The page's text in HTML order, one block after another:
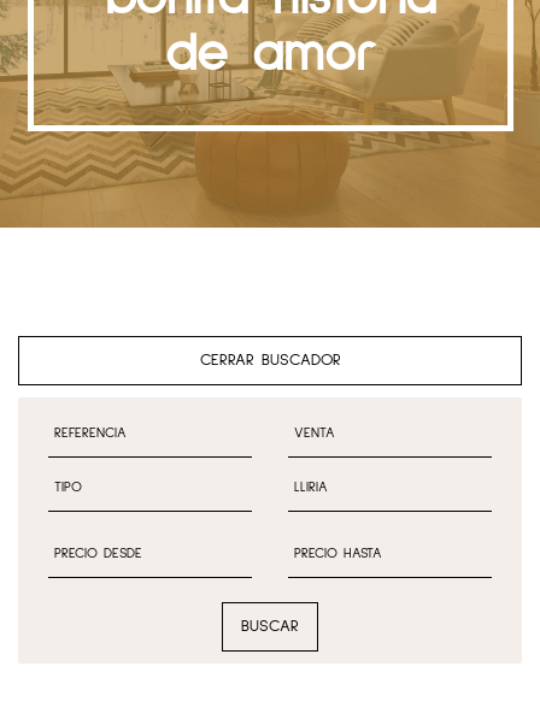
de amor
CERRAR BUSCADOR
BUSCAR